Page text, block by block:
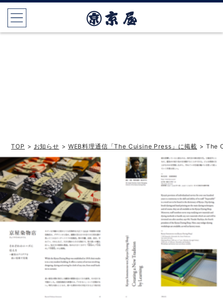
TOP > お知らせ > WEB料理通信「The Cuisine Press」に掲載 > The